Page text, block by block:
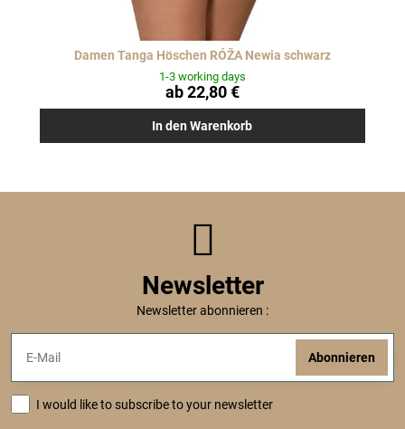
Damen Tanga Höschen RÓŽA Newia schwarz
1-3 working days
ab 22,80 €
In den Warenkorb
Newsletter
Newsletter abonnieren :
Abonnieren
I would like to subscribe to your newsletter